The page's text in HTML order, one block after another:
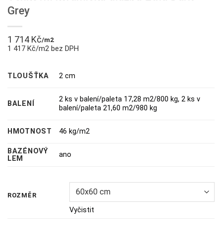
Grey
1 714 Kč/m2
1 417 Kč/m2 bez DPH
TLOUŠŤKA 2 cm
BALENÍ
2 ks v balení/paleta 17,28 m2/800 kg,2 ks v
balení/paleta 21,60 m2/980 kg
HMOTNOST 46 kg/m2
BAZÉNOVÝ
LEM
ano
ROZMĚR
Vyčistit